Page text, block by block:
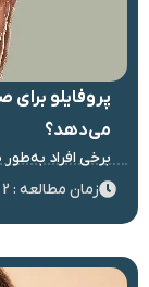
پروفایلو برای
می‌دهد؟
برخی افراد
زمان مطالعه : 2 دقیقه